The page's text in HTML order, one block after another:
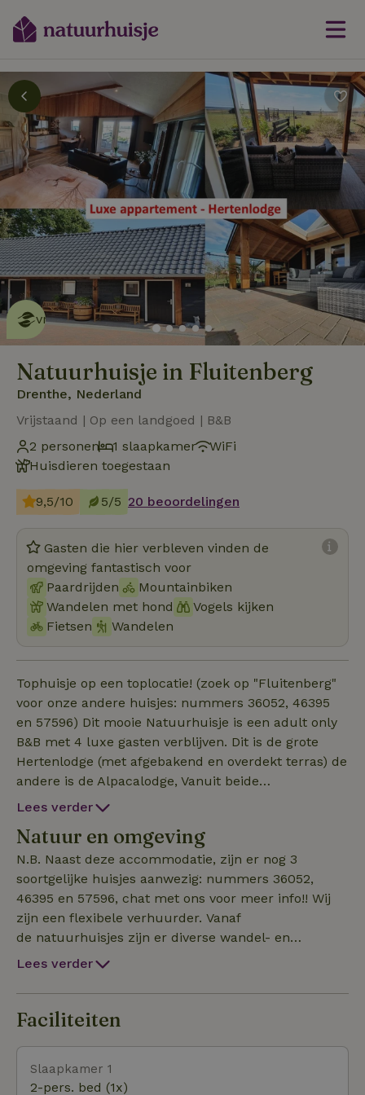
Dit natuurhuisje is eco-
vriendelijklees meer
Natuurhuisje in Fluitenberg
Drenthe, Nederland
Vrijstaand | Op een landgoed | B&B
2 personen
1 slaapkamer
WiFi
Huisdieren toegestaan
9,5/10 5/5 20 beoordelingen
Gasten die hier verbleven vinden de
omgeving fantastisch voor
Paardrijden
Mountainbiken
Wandelen met hond
Vogels kijken
Fietsen
Wandelen
Tophuisje op een toplocatie! (zoek op "Fluitenberg"
voor onze andere huisjes: nummers 36052, 46395
en 57596) Dit mooie Natuurhuisje is een adult only
B&B met 4 luxe gasten verblijven. Dit is de grote
Hertenlodge (met afgebakend en overdekt terras) de
andere is de Alpacalodge, Vanuit beide
Lodges/appartementen heb je direct zicht op de
van de accommodatie kunnen kijken! De dieren
komen tot aan het terras. De huisjes beschikken
over: eigen ingang, volautomatische koffiebonen
machine (incl. bonen), airco, keukenblok,
openslaande tuindeuren, badkamer en (gedeeltelijk
overdekt) terras, Caresse boxspring, smart TV en
privé terras,ontbijt wordt gebracht in de
bosachtige dorp. 2 Andere huisjes bevinden zich in
een vrijstaand Koetshuis en 2 luxe Lodges bevinden
te huur. Max 1 opgevoede hond: géén pup) Geen
andere huisdieren. Laadpaal aanwezig.
Lees verder
Natuur en omgeving
N.B. Naast deze accommodatie, zijn er nog 3
soortgelijke huisjes aanwezig: nummers 36052,
46395 en 57596, chat met ons voor meer info!! Wij
zijn een flexibele verhuurder. Vanaf
de natuurhuisjes zijn er diverse wandel- en
fietsroutes mogelijk, onder andere naar het
Dwingeloo, Diever of bijvoorbeeld naar de
schaapskooi in Ruinen. Vanaf de accommodatie loop
Hoogeveen ligt om de hoek en daar zijn talloze
winkels, restaurants, bisocoop en theater te vinden.
Lees verder
Faciliteiten
Slaapkamer 1
2-pers. bed (1x)